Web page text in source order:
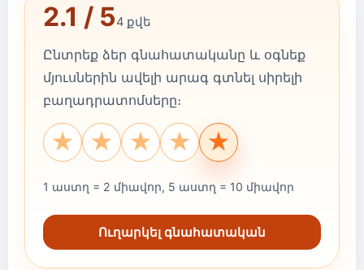
2.1 / 54 քվե
Ընտրեք ձեր գնահատականը և օգնեք
մյուսներին ավելի արագ գտնել սիրելի
բաղադրատոմսերը։
★
★
★
★
★
1 աստղ = 2 միավոր, 5 աստղ = 10 միավոր
Ուղարկել գնահատական